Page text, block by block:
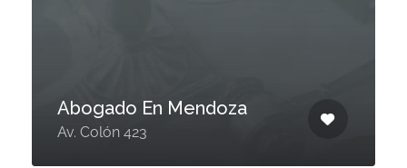
Abogado En Mendoza
Av. Colón 423